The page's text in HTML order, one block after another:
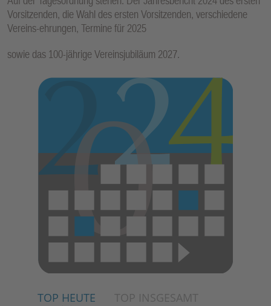
Vorsitzenden, die Wahl des ersten Vorsitzenden, verschiedene
Vereins-ehrungen, Termine für 2025
sowie das 100-jährige Vereinsjubiläum 2027.
TOP HEUTE TOP INSGESAMT
TI
O
N
E
N